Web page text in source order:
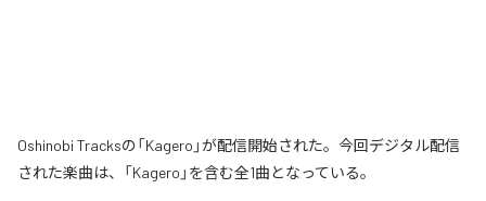
Oshinobi Tracksの「Kagero」が配信開始された。今回デジタル配信
された楽曲は、「Kagero」を含む全1曲となっている。